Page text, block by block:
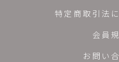
特定商取引法
会員
お問い